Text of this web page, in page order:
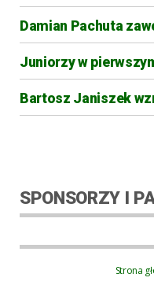
Damian Pachuta
Juniorzy w
Bartosz Janiszek
SPONSORZY I
Strona